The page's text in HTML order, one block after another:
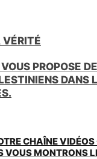
VÉRITÉ
PROPOSE
DANS
CHAÎNE
MONTRONS